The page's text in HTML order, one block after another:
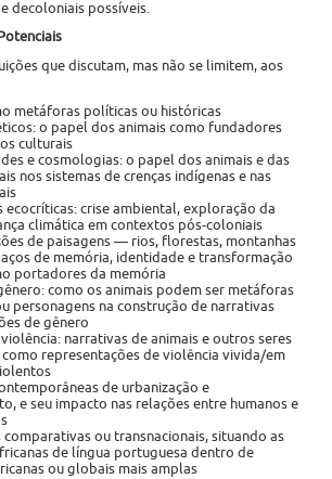
decoloniais possíveis.
que discutam, mas não se limitem, aos
metáforas políticas ou históricas
o papel dos animais como fundadores
culturais
e cosmologias: o papel dos animais e das
nos sistemas de crenças indígenas e nas
ecocríticas: crise ambiental, exploração da
climática em contextos pós-coloniais
de paisagens — rios, florestas, montanhas
de memória, identidade e transformação
portadores da memória
como os animais podem ser metáforas
personagens na construção de narrativas
de gênero
violência: narrativas de animais e outros seres
representações de violência vivida/em
de urbanização e
e seu impacto nas relações entre humanos e
ou transnacionais, situando as
de língua portuguesa dentro de
ou globais mais amplas